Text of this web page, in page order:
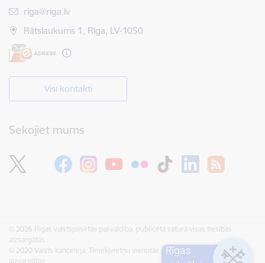
E-pasts:
riga@riga.lv
Rātslaukums 1, Rīga, LV-1050
Visi kontakti
Sekojiet mums
© 2026 Rīgas valstspilsētas pašvaldība, publicētā satura visas tiesības
aizsargātas.
© 2020 Valsts kanceleja, Tīmekļvietņu vienotās platformas visas tiesības
aizsargātas.
Rīgas